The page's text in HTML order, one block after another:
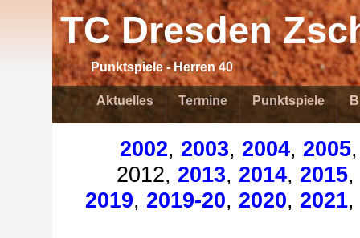
TC Dresden
Punktspiele - Herren 40
Aktuelles Termine Punktspiele
2002, 2003, 2004, 2005
2012, 2013, 2014, 2015,
2019, 2019-20, 2020, 2021,